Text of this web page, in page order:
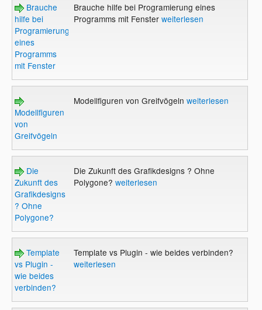
Brauche
hilfe bei
Programierung
eines
Programms
mit Fenster
Brauche hilfe bei Programierung eines
Programms mit Fenster weiterlesen
Modellfiguren
von
Greifvögeln
Modellfiguren von Greifvögeln weiterlesen
Die
Zukunft des
Grafikdesigns
? Ohne
Polygone?
Die Zukunft des Grafikdesigns ? Ohne
Polygone? weiterlesen
Template
vs Plugin -
wie beides
verbinden?
Template vs Plugin - wie beides verbinden?
weiterlesen